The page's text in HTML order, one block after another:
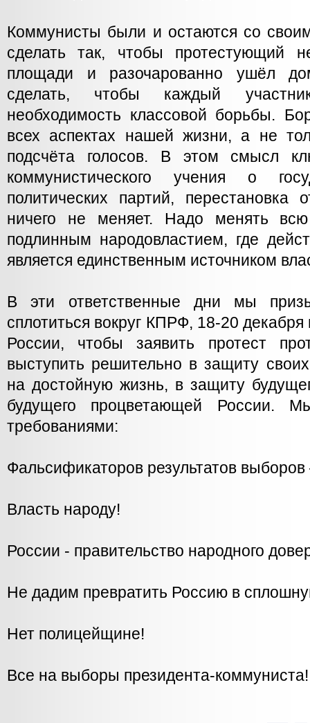
Коммунисты были и остаются со
сделать так, чтобы протестующий
площади и разочарованно ушёл
сделать, чтобы каждый
необходимость классовой борьбы.
всех аспектах нашей жизни, а не
подсчёта голосов. В этом смысл
коммунистического учения о
политических партий, перестановка
ничего не меняет. Надо менять
подлинным народовластием, где
является единственным источником
В эти ответственные дни мы
сплотиться вокруг КПРФ, 18-20
России, чтобы заявить протест
выступить решительно в защиту
на достойную жизнь, в защиту
будущего процветающей России.
требованиями:
Фальсификаторов результатов
Власть народу!
России - правительство народного
Не дадим превратить Россию в
Нет полицейщине!
Все на выборы президента-коммуниста!